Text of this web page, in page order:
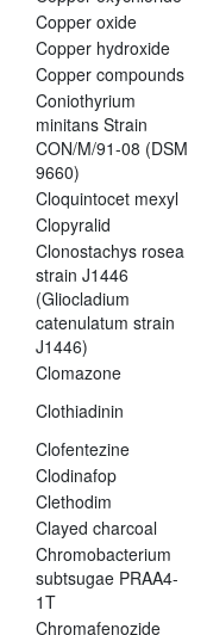
Copper oxide
Copper hydroxide
Copper compounds
Coniothyrium
minitans Strain
CON/M/91-08 (DSM
9660)
Cloquintocet mexyl
Clopyralid
Clonostachys rosea
strain J1446
(Gliocladium
catenulatum strain
J1446)
Clomazone
Clothiadinin
Clofentezine
Clodinafop
Clethodim
Clayed charcoal
Chromobacterium
subtsugae PRAA4-
1T
Chromafenozide